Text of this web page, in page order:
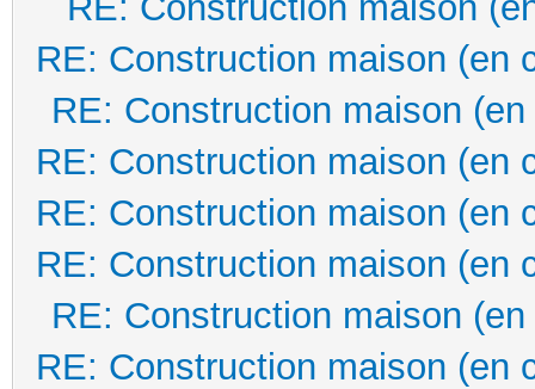
RE: Construction maison (en
RE: Construction maison
RE: Construction maison (en
RE: Construction maison (en
RE: Construction maison (en
RE: Construction maison
RE: Construction maison (en